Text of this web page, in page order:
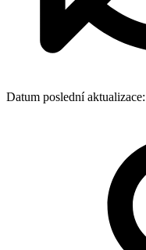
Datum poslední aktualizace: